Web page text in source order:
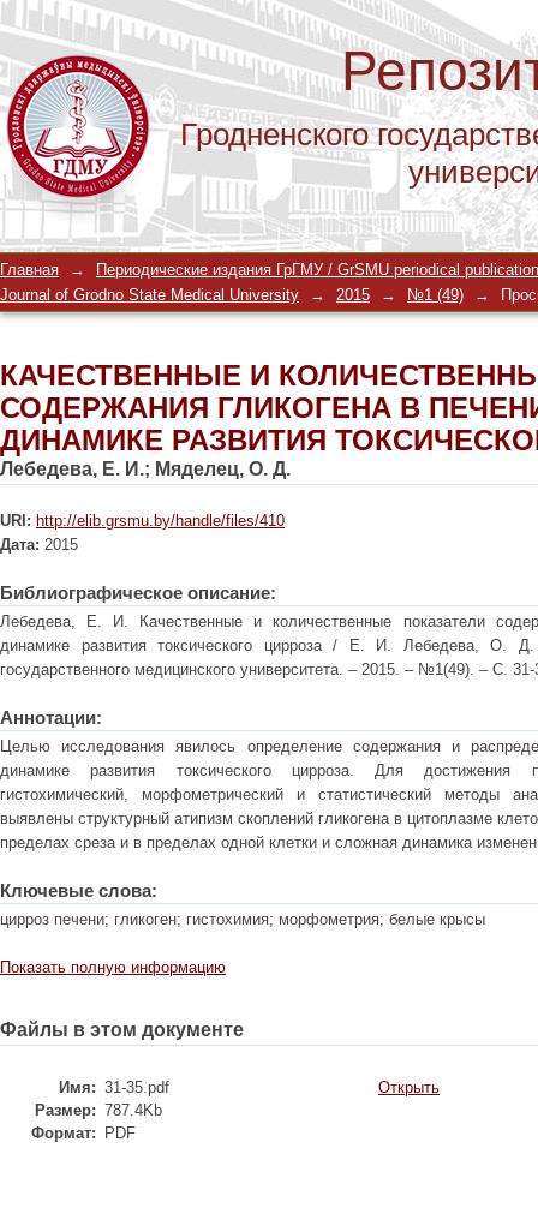
Гродненского
КАЧЕСТВЕННЫЕ И
ГЛИКОГЕНА В ПЕЧЕНИ КРЫС В
Главная →
Периодические издания ГрГМУ / GrSMU periodical
Journal of Grodno State Medical University
→ 2015 → №1 (49) →
КАЧЕСТВЕННЫЕ И
СОДЕРЖАНИЯ ГЛИКОГЕНА В
ДИНАМИКЕ РАЗВИТИЯ
Лебедева, Е. И.; Мяделец, О. Д.
URI: http://elib.grsmu.by/handle/files/410
Дата: 2015
Библиографическое описание:
Лебедева, Е. И. Качественные и количественные показатели
динамике развития токсического цирроза / Е. И. Лебедева, О.
государственного медицинского университета. – 2015. – №1(49). – С. 31-
Аннотации:
Целью исследования явилось определение содержания и
динамике развития токсического цирроза. Для достижения
гистохимический, морфометрический и статистический методы
выявлены структурный атипизм скоплений гликогена в цитоплазме
пределах среза и в пределах одной клетки и сложная динамика
Ключевые слова:
цирроз печени; гликоген; гистохимия; морфометрия; белые крысы
Показать полную информацию
Файлы в этом документе
Имя: 31-35.pdf
Размер: 787.4Kb
Формат:
PDF
Открыть